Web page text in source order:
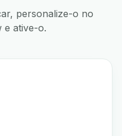
personalize-o no
e ative-o.